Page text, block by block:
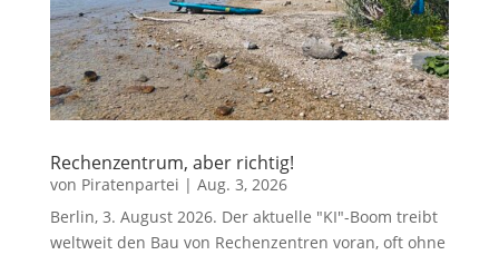
Rechenzentrum, aber richtig!
von Piratenpartei | Aug. 3, 2026
Berlin, 3. August 2026. Der aktuelle "KI"-Boom treibt
weltweit den Bau von Rechenzentren voran, oft ohne